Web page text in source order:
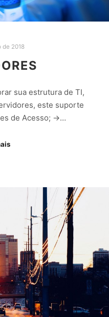
de 2018
sua estrutura de TI,
este suporte
de Acesso; ->…